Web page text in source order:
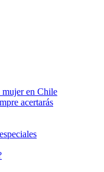
mujer en Chile
acertarás